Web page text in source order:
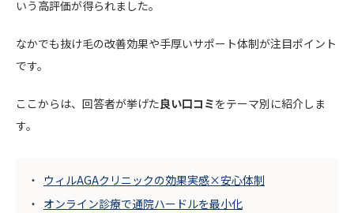
いう高評価が得られました。
なかでも抜け毛の改善効果や手厚いサポート体制が注目ポイント
です。
ここからは、回答者が挙げた良い口コミをテーマ別に紹介しま
す。
ウィルAGAクリニックの効果実感×安心体制
オンライン診療で通院ハードルを最小化